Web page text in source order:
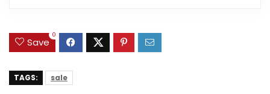
Save
0
TAGS: sale